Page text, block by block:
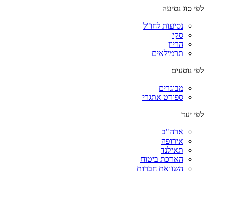
לפי סוג נסיעה
נסיעות לחו"ל
סקי
הריון
תרמילאים
לפי נוסעים
מבוגרים
ספורט אתגרי
לפי יעד
ארה"ב
אירופה
תאילנד
הארכת ביטוח
השוואת חברות